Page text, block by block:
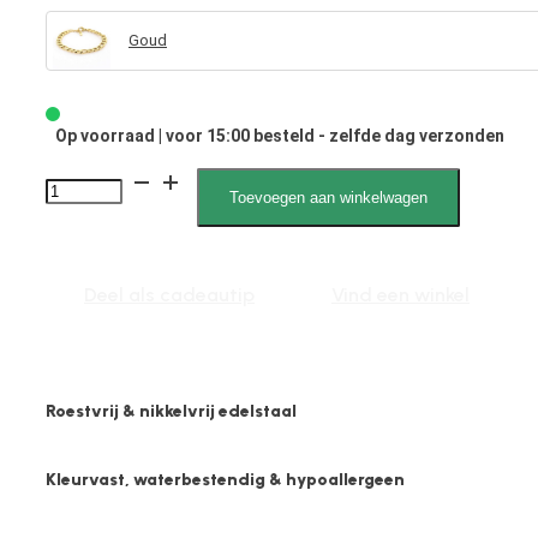
Goud
Op voorraad | voor 15:00 besteld - zelfde dag verzonden
Lior
Toevoegen aan winkelwagen
Roestvrij & nikkelvrij edelstaal
Kleurvast, waterbestendig & hypoallergeen